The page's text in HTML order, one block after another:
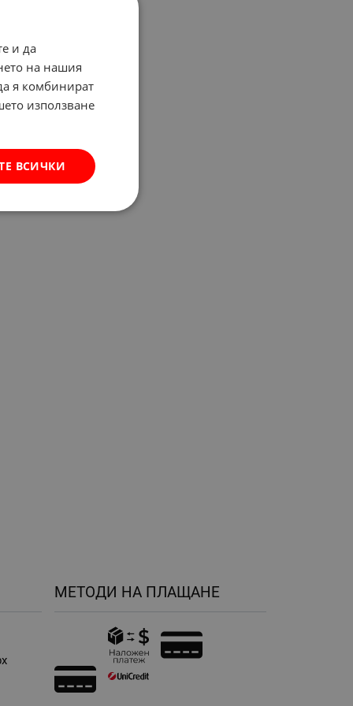
МЕТОДИ НА ПЛАЩАНЕ
и да
на нашия
я комбинират
използване
ВСИЧКИ